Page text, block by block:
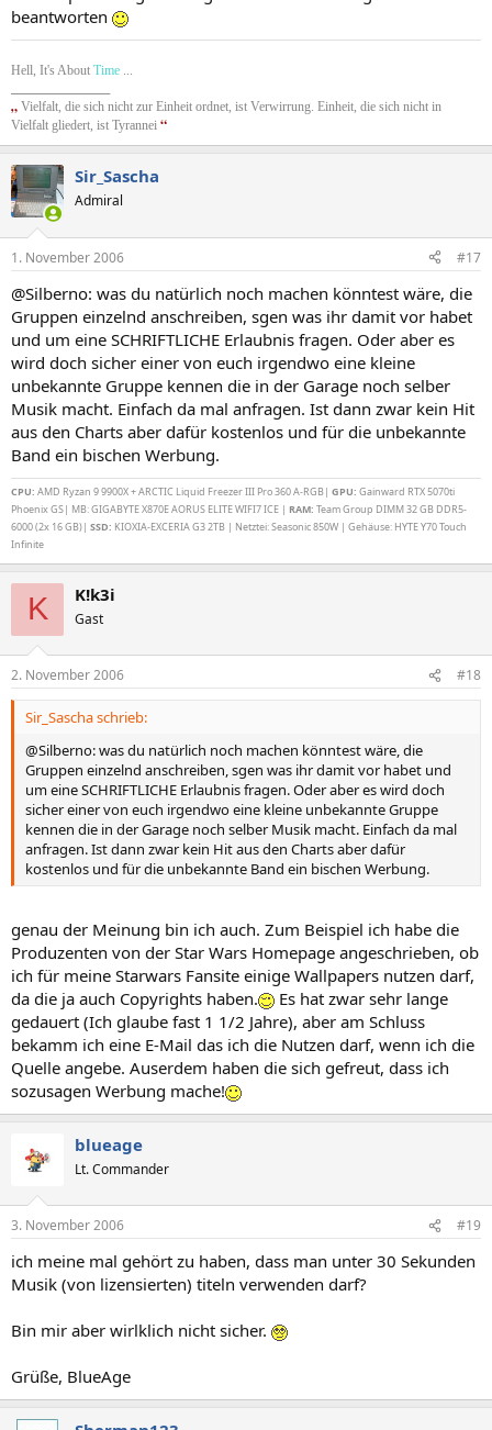
beantworten
Hell, It's About Time ...
„ Vielfalt, die sich nicht zur Einheit ordnet, ist Verwirrung. Einheit, die sich nicht in
Vielfalt gliedert, ist Tyrannei “
Sir_Sascha
Admiral
1. November 2006 #17
@Silberno: was du natürlich noch machen könntest wäre, die
Gruppen einzelnd anschreiben, sgen was ihr damit vor habet
und um eine SCHRIFTLICHE Erlaubnis fragen. Oder aber es
wird doch sicher einer von euch irgendwo eine kleine
unbekannte Gruppe kennen die in der Garage noch selber
Musik macht. Einfach da mal anfragen. Ist dann zwar kein Hit
aus den Charts aber dafür kostenlos und für die unbekannte
Band ein bischen Werbung.
CPU: AMD Ryzan 9 9900X + ARCTIC Liquid Freezer III Pro 360 A-RGB| GPU: Gainward RTX 5070ti
Phoenix GS| MB: GIGABYTE X870E AORUS ELITE WIFI7 ICE | RAM: Team Group DIMM 32 GB DDR5-
6000 (2x 16 GB)| SSD: KIOXIA-EXCERIA G3 2TB | Netztei: Seasonic 850W | Gehäuse: HYTE Y70 Touch
Infinite
K K!k3i
Gast
2. November 2006 #18
Sir_Sascha schrieb:
@Silberno: was du natürlich noch machen könntest wäre, die
Gruppen einzelnd anschreiben, sgen was ihr damit vor habet und
um eine SCHRIFTLICHE Erlaubnis fragen. Oder aber es wird doch
sicher einer von euch irgendwo eine kleine unbekannte Gruppe
kennen die in der Garage noch selber Musik macht. Einfach da mal
anfragen. Ist dann zwar kein Hit aus den Charts aber dafür
kostenlos und für die unbekannte Band ein bischen Werbung.
genau der Meinung bin ich auch. Zum Beispiel ich habe die
Produzenten von der Star Wars Homepage angeschrieben, ob
ich für meine Starwars Fansite einige Wallpapers nutzen darf,
da die ja auch Copyrights haben.
Es hat zwar sehr lange
gedauert (Ich glaube fast 1 1/2 Jahre), aber am Schluss
bekamm ich eine E-Mail das ich die Nutzen darf, wenn ich die
Quelle angebe. Auserdem haben die sich gefreut, dass ich
sozusagen Werbung mache!
blueage
Lt. Commander
3. November 2006 #19
ich meine mal gehört zu haben, dass man unter 30 Sekunden
Musik (von lizensierten) titeln verwenden darf?
Bin mir aber wirlklich nicht sicher.
Grüße, BlueAge